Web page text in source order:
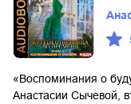
«Воспоминания о
Анастасии Сычевой,